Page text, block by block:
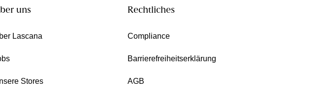
uns
Lascana
Stores
Rechtliches
Compliance
Barrierefreiheitserklärung
AGB